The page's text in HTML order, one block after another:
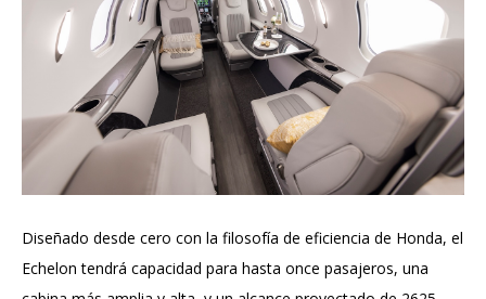
Diseñado desde cero con la filosofía de eficiencia de Honda, el
Echelon tendrá capacidad para hasta once pasajeros, una